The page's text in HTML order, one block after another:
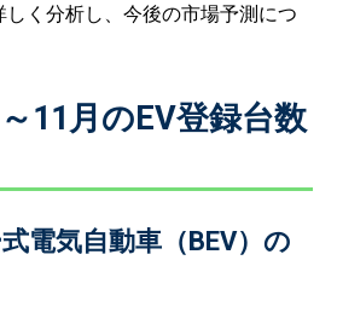
しく分析し、今後の市場予測につ
11月のEV登録台数
電気自動車（BEV）の